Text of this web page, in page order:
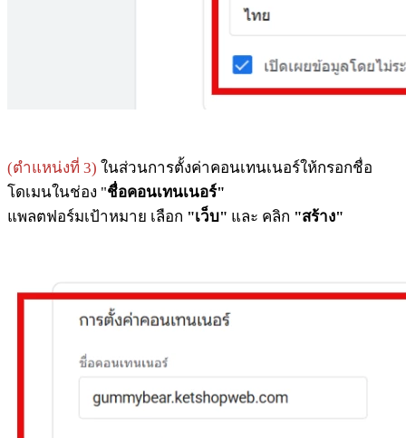
(ตำแหน่งที่ 3) ในส่วนการตั้งค่าคอนเทนเนอร์ให้กรอกชื่อ
โดเมนในช่อง "ชื่อคอนเทนเนอร์"
แพลตฟอร์มเป้าหมาย เลือก "เว็บ" และ คลิก "สร้าง"